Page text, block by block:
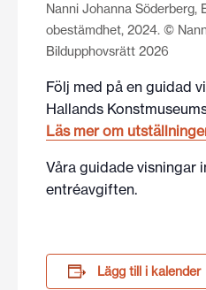
Nanni Johanna Söderberg,
obestämdhet, 2024. ©
Bildupphovsrätt 2026
Följ med på en guidad
Hallands
Läs mer om
Våra guidade visningar
entréavgiften.
Lägg till i kalender